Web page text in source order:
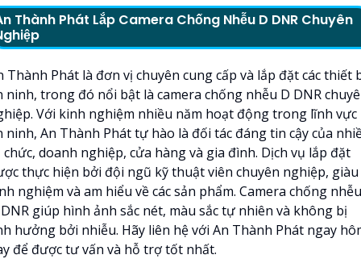
Thành Phát Lắp Camera Chống Nhễu D DNR Chuyên
Thành Phát là đơn vị chuyên cung cấp và lắp đặt các thiết
ninh, trong đó nổi bật là camera chống nhễu D DNR
Với kinh nghiệm nhiều năm hoạt động trong lĩnh vực
ninh, An Thành Phát tự hào là đối tác đáng tin cậy của
doanh nghiệp, cửa hàng và gia đình. Dịch vụ lắp đặt
thực hiện bởi đội ngũ kỹ thuật viên chuyên nghiệp, giàu
nghiệm và am hiểu về các sản phẩm. Camera chống nhễu
giúp hình ảnh sắc nét, màu sắc tự nhiên và không bị
hưởng bởi nhiễu. Hãy liên hệ với An Thành Phát ngay
để được tư vấn và hỗ trợ tốt nhất.